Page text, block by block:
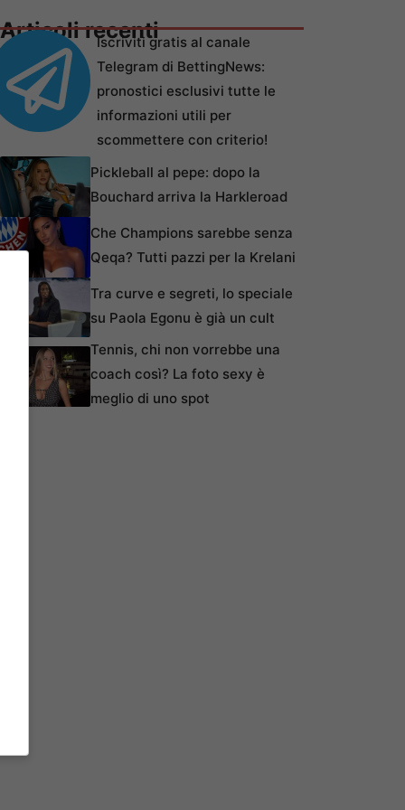
Articoli recentiIscriviti gratis al canale
Telegram di BettingNews:
pronostici esclusivi tutte le
informazioni utili per
scommettere con criterio!
Pickleball al pepe: dopo la
Bouchard arriva la Harkleroad
Che Champions sarebbe senza
Qeqa? Tutti pazzi per la Krelani
Tra curve e segreti, lo speciale
su Paola Egonu è già un cult
Tennis, chi non vorrebbe una
coach così? La foto sexy è
meglio di uno spot